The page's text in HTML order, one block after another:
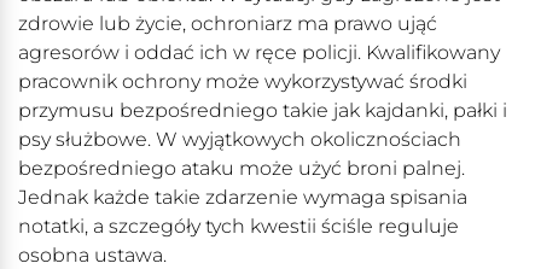
zdrowie lub życie, ochroniarz ma prawo ująć
agresorów i oddać ich w ręce policji. Kwalifikowany
pracownik ochrony może wykorzystywać środki
przymusu bezpośredniego takie jak kajdanki, pałki i
psy służbowe. W wyjątkowych okolicznościach
bezpośredniego ataku może użyć broni palnej.
Jednak każde takie zdarzenie wymaga spisania
notatki, a szczegóły tych kwestii ściśle reguluje
osobna ustawa.